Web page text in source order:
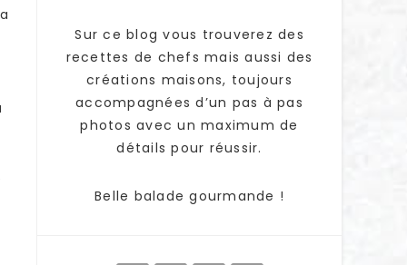
Sur ce blog vous trouverez des
recettes de chefs mais aussi des
créations maisons, toujours
accompagnées d’un pas à pas
photos avec un maximum de
détails pour réussir.
Belle balade gourmande !